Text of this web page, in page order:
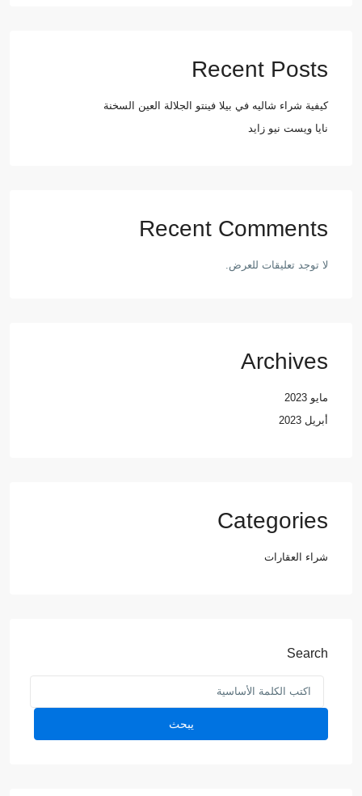
Recent Posts
كيفية شراء شاليه في بيلا فينتو الجلالة العين السخنة
نايا ويست نيو زايد
Recent Comments
لا توجد تعليقات للعرض.
Archives
مايو 2023
أبريل 2023
Categories
شراء العقارات
Search
يبحث